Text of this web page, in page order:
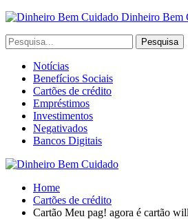
Dinheiro Bem
Notícias
Benefícios Sociais
Cartões de crédito
Empréstimos
Investimentos
Negativados
Bancos Digitais
Home
Cartões de crédito
Cartão Meu pag! agora é cartão